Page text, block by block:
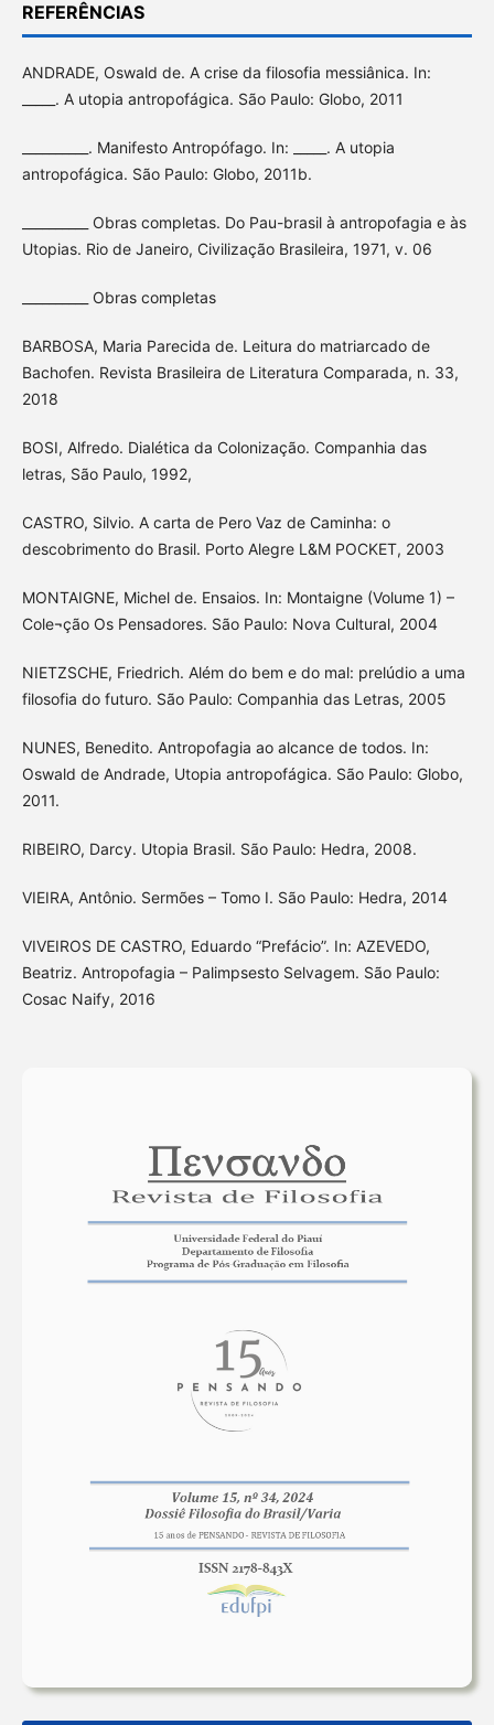
REFERÊNCIAS
ANDRADE, Oswald de. A crise da filosofia messiânica. In:
_____. A utopia antropofágica. São Paulo: Globo, 2011
__________. Manifesto Antropófago. In: _____. A utopia
antropofágica. São Paulo: Globo, 2011b.
__________ Obras completas. Do Pau-brasil à antropofagia e às
Utopias. Rio de Janeiro, Civilização Brasileira, 1971, v. 06
__________ Obras completas
BARBOSA, Maria Parecida de. Leitura do matriarcado de
Bachofen. Revista Brasileira de Literatura Comparada, n. 33,
2018
BOSI, Alfredo. Dialética da Colonização. Companhia das
letras, São Paulo, 1992,
CASTRO, Silvio. A carta de Pero Vaz de Caminha: o
descobrimento do Brasil. Porto Alegre L&M POCKET, 2003
MONTAIGNE, Michel de. Ensaios. In: Montaigne (Volume 1) –
Cole¬ção Os Pensadores. São Paulo: Nova Cultural, 2004
NIETZSCHE, Friedrich. Além do bem e do mal: prelúdio a uma
filosofia do futuro. São Paulo: Companhia das Letras, 2005
NUNES, Benedito. Antropofagia ao alcance de todos. In:
Oswald de Andrade, Utopia antropofágica. São Paulo: Globo,
2011.
RIBEIRO, Darcy. Utopia Brasil. São Paulo: Hedra, 2008.
VIEIRA, Antônio. Sermões – Tomo I. São Paulo: Hedra, 2014
VIVEIROS DE CASTRO, Eduardo “Prefácio”. In: AZEVEDO,
Beatriz. Antropofagia – Palimpsesto Selvagem. São Paulo:
Cosac Naify, 2016